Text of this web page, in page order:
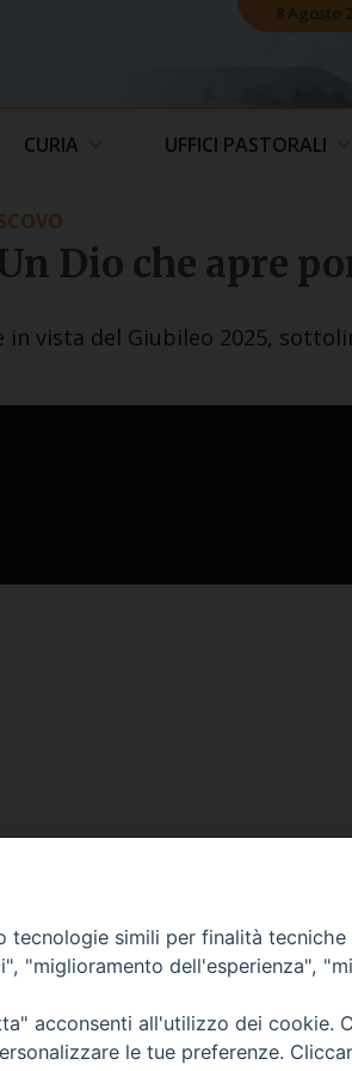
8 Agosto
CURIA UFFICI PASTORALI
Dio che apre
vista del Giubileo 2025,
Via Vescovado, 1 –
tecnologie simili per finalità
"miglioramento dell'esperienza",
acconsenti all'utilizzo dei cookie.
le tue preferenze.